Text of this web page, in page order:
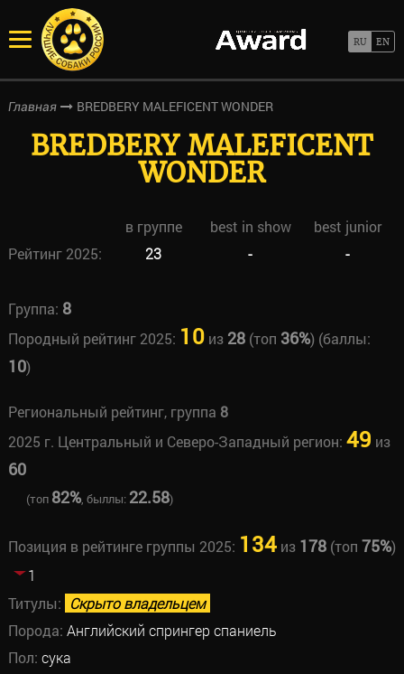
Главная BREDBERY MALEFICENT WONDER
BREDBERY MALEFICENT
WONDER
в группе best in show
best junior
Рейтинг 2025:
23 - -
Группа: 8
Породный рейтинг 2025: 10из 28(топ 36%) (баллы:
10)
Региональный рейтинг, группа 8
2025 г. Центральный и Северо-Западный регион: 49 из
60
(топ 82%, быллы: 22.58)
Позиция в рейтинге группы 2025: 134из 178(топ 75%)
1
Титулы: Скрыто владельцем
Порода: Английский спрингер спаниель
Пол: сука